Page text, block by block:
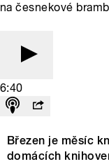
na česnekové
6:40
Březen je měsíc
domácích